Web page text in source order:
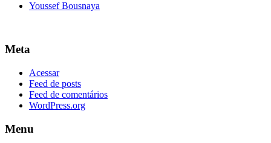
Youssef Bousnaya
Meta
Acessar
Feed de posts
Feed de comentários
WordPress.org
Menu